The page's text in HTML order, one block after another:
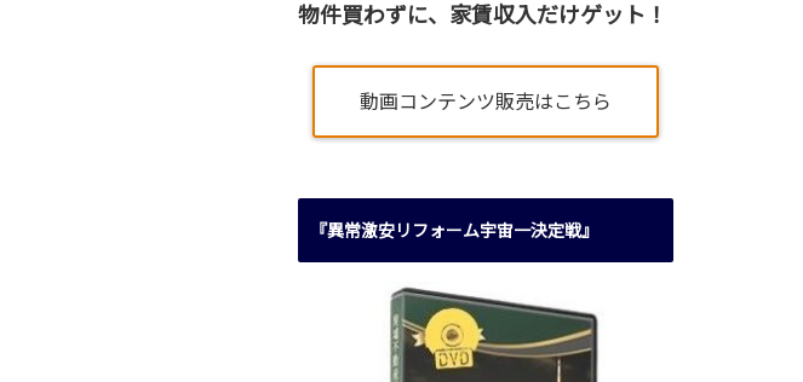
物件買わずに、家賃収入だけゲット！
動画コンテンツ販売はこちら
『異常激安リフォーム宇宙一決定戦』